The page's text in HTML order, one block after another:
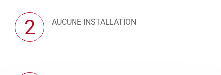
2 AUCUNE INSTALLATION